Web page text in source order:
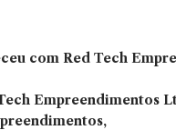
com Red Tech
Empreendimentos